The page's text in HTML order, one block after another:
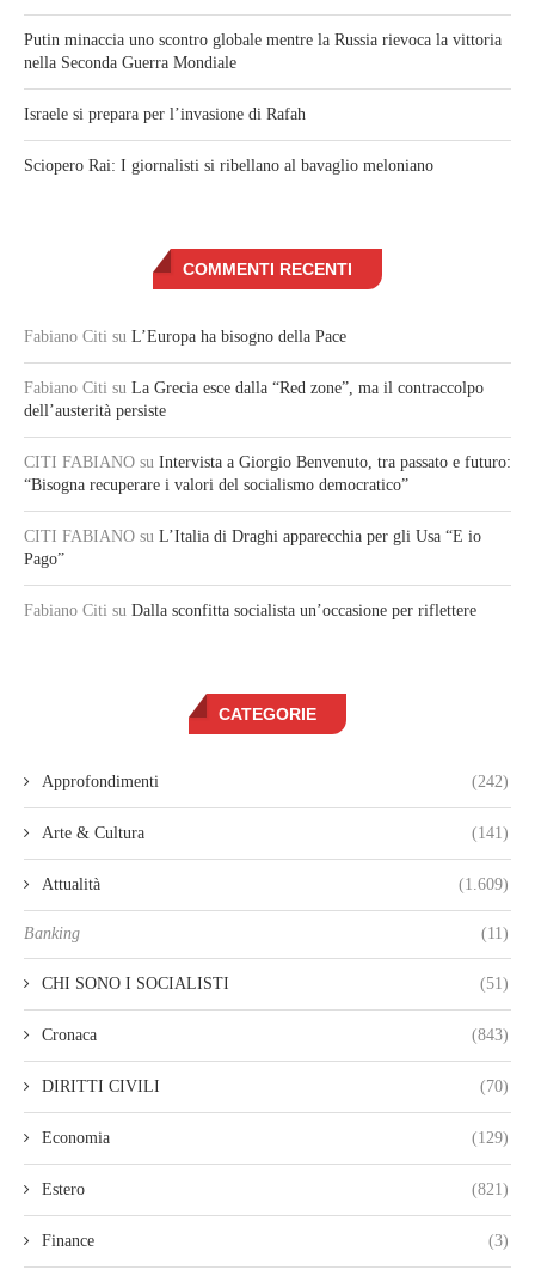
Putin minaccia uno scontro globale mentre la Russia rievoca la vittoria
nella Seconda Guerra Mondiale
Israele si prepara per l’invasione di Rafah
Sciopero Rai: I giornalisti si ribellano al bavaglio meloniano
COMMENTI RECENTI
Fabiano Citi su L’Europa ha bisogno della Pace
Fabiano Citi su La Grecia esce dalla “Red zone”, ma il contraccolpo
dell’austerità persiste
CITI FABIANO su Intervista a Giorgio Benvenuto, tra passato e futuro:
“Bisogna recuperare i valori del socialismo democratico”
CITI FABIANO su L’Italia di Draghi apparecchia per gli Usa “E io
Pago”
Fabiano Citi su Dalla sconfitta socialista un’occasione per riflettere
CATEGORIE
Approfondimenti (242)
Arte & Cultura (141)
Attualità (1.609)
Banking (11)
CHI SONO I SOCIALISTI (51)
Cronaca (843)
DIRITTI CIVILI (70)
Economia (129)
Estero (821)
Finance (3)